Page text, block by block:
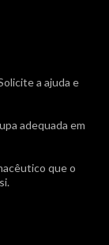
a ajuda e
adequada em
que o